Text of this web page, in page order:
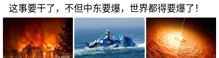
这事要干了，不但中东要爆，世界都得要爆了！